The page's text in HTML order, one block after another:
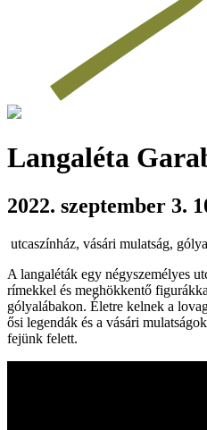
Langaléta
2022. szeptember 3.
utcaszínház, vásári mulatság,
A langaléták egy négyszemélyes
rímekkel és meghökkentő
gólyalábakon. Életre kelnek a
ősi legendák és a vásári
fejünk felett.